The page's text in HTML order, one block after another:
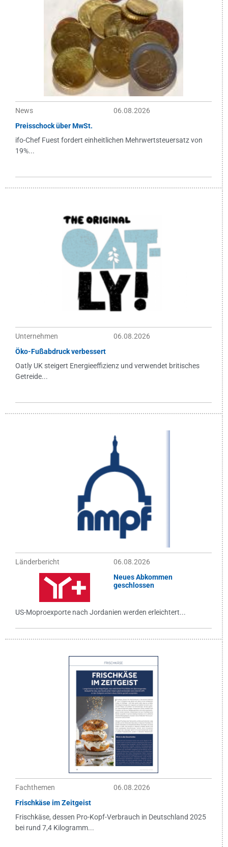
News
06.08.2026
Preisschock über MwSt.
ifo-Chef Fuest fordert einheitlichen Mehrwertsteuersatz von
19%...
Unternehmen
06.08.2026
Öko-Fußabdruck verbessert
Oatly UK steigert Energieeffizienz und verwendet britisches
Getreide...
Länderbericht
06.08.2026
Neues Abkommen
geschlossen
US-Moproexporte nach Jordanien werden erleichtert...
Fachthemen
06.08.2026
Frischkäse im Zeitgeist
Frischkäse, dessen Pro-Kopf-Verbrauch in Deutschland 2025
bei rund 7,4 Kilogramm...